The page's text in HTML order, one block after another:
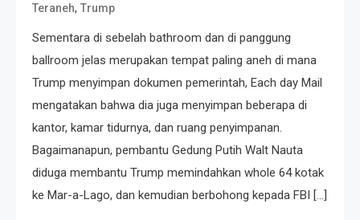
Teraneh, Trump
Sementara di sebelah bathroom dan di panggung
ballroom jelas merupakan tempat paling aneh di mana
Trump menyimpan dokumen pemerintah, Each day Mail
mengatakan bahwa dia juga menyimpan beberapa di
kantor, kamar tidurnya, dan ruang penyimpanan.
Bagaimanapun, pembantu Gedung Putih Walt Nauta
diduga membantu Trump memindahkan whole 64 kotak
ke Mar-a-Lago, dan kemudian berbohong kepada FBI […]